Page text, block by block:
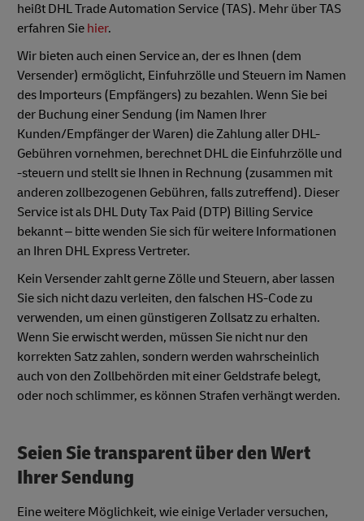
heißt DHL Trade Automation Service (TAS). Mehr über TAS
erfahren Sie hier.
Wir bieten auch einen Service an, der es Ihnen (dem
Versender) ermöglicht, Einfuhrzölle und Steuern im Namen
des Importeurs (Empfängers) zu bezahlen. Wenn Sie bei
der Buchung einer Sendung (im Namen Ihrer
Kunden/Empfänger der Waren) die Zahlung aller DHL-
Gebühren vornehmen, berechnet DHL die Einfuhrzölle und
-steuern und stellt sie Ihnen in Rechnung (zusammen mit
anderen zollbezogenen Gebühren, falls zutreffend). Dieser
Service ist als DHL Duty Tax Paid (DTP) Billing Service
bekannt – bitte wenden Sie sich für weitere Informationen
an Ihren DHL Express Vertreter.
Kein Versender zahlt gerne Zölle und Steuern, aber lassen
Sie sich nicht dazu verleiten, den falschen HS-Code zu
verwenden, um einen günstigeren Zollsatz zu erhalten.
Wenn Sie erwischt werden, müssen Sie nicht nur den
korrekten Satz zahlen, sondern werden wahrscheinlich
auch von den Zollbehörden mit einer Geldstrafe belegt,
oder noch schlimmer, es können Strafen verhängt werden.
Seien Sie transparent über den Wert
Ihrer Sendung
Eine weitere Möglichkeit, wie einige Verlader versuchen,